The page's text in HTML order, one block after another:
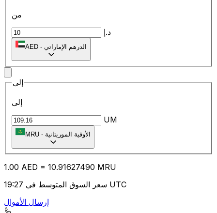
من
د.إ
AED - الدرهم الإماراتي
إلى
إلى
UM
MRU - الأوقية الموريتانية
1.00 AED = 10.91627490 MRU
سعر السوق المتوسط في 19:27 UTC
إرسال الأموال